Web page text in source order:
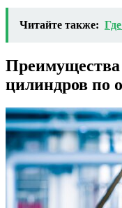
Читайте также:
Преимущества
цилиндров по